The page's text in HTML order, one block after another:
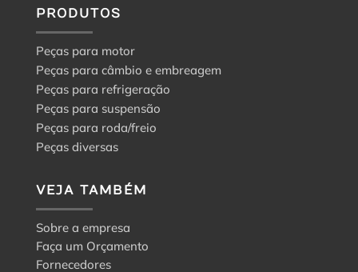
PRODUTOS
Peças para motor
Peças para câmbio e embreagem
Peças para refrigeração
Peças para suspensão
Peças para roda/freio
Peças diversas
VEJA TAMBÉM
Sobre a empresa
Faça um Orçamento
Fornecedores